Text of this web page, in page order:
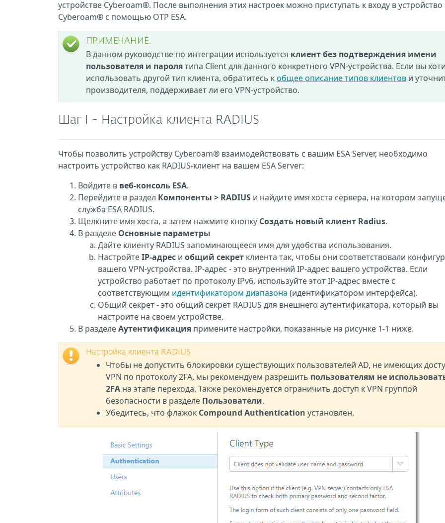
устройстве Cyberoam®. После выполнения этих настроек можно приступать к входу в устройство
Cyberoam® с помощью ОТР ESA.
ПРИМЕЧАНИЕ:
В данном руководстве по интеграции используется клиент без подтверждения имени
пользователя и паролятипа Client для данного конкретного VPN-устройства. Если вы
использовать другой тип клиента, обратитесь кобщее описание типов клиентов и
производителя, поддерживает ли его VPN-устройство.
Шаг I - Настройка клиента RADIUS
Чтобы позволить устройству Cyberoam® взаимодействовать с вашим ESA Server, необходимо
настроить устройство как RADIUS-клиент на вашем ESA Server:
Войдите в веб-консоль ESA.
Перейдите в раздел Компоненты > RADIUS и найдите имя хоста сервера, на котором
служба ESA RADIUS.
Щелкните имя хоста, а затем нажмите кнопку Создать новый клиент Radius.
В разделе Основные параметры
Дайте клиенту RADIUS запоминающееся имя для удобства использования.
НастройтеIP-адрес и общий секрет клиента так, чтобы они соответствовали
вашего VPN-устройства. IP-адрес - это внутренний IP-адрес вашего устройства. Если
устройство работает по протоколу IPv6, используйте этот IP-адрес вместе с
соответствующим идентификатором диапазона (идентификатором интерфейса).
Общий секрет - это общий секрет RADIUS для внешнего аутентификатора, который вы
настроите на своем устройстве.
В разделеАутентификация примените настройки, показанные на рисунке 1-1 ниже.
Настройка клиента RADIUS
Чтобы не допустить блокировки существующих пользователей AD, не имеющих
VPN по протоколу 2FA, мы рекомендуем разрешить пользователям не
2FA на этапе перехода. Также рекомендуется ограничить доступ к VPN группой
безопасности в разделе Пользователи.
Убедитесь, что флажок Compound Authentication установлен.